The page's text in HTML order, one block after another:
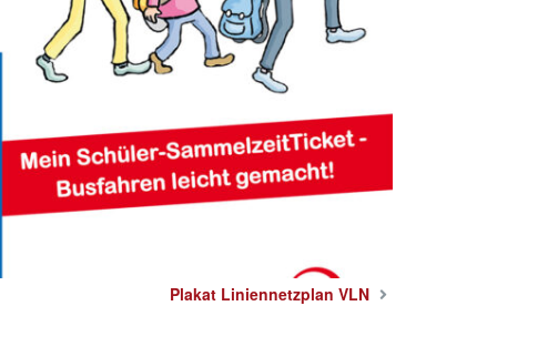
Plakat Liniennetzplan VLN